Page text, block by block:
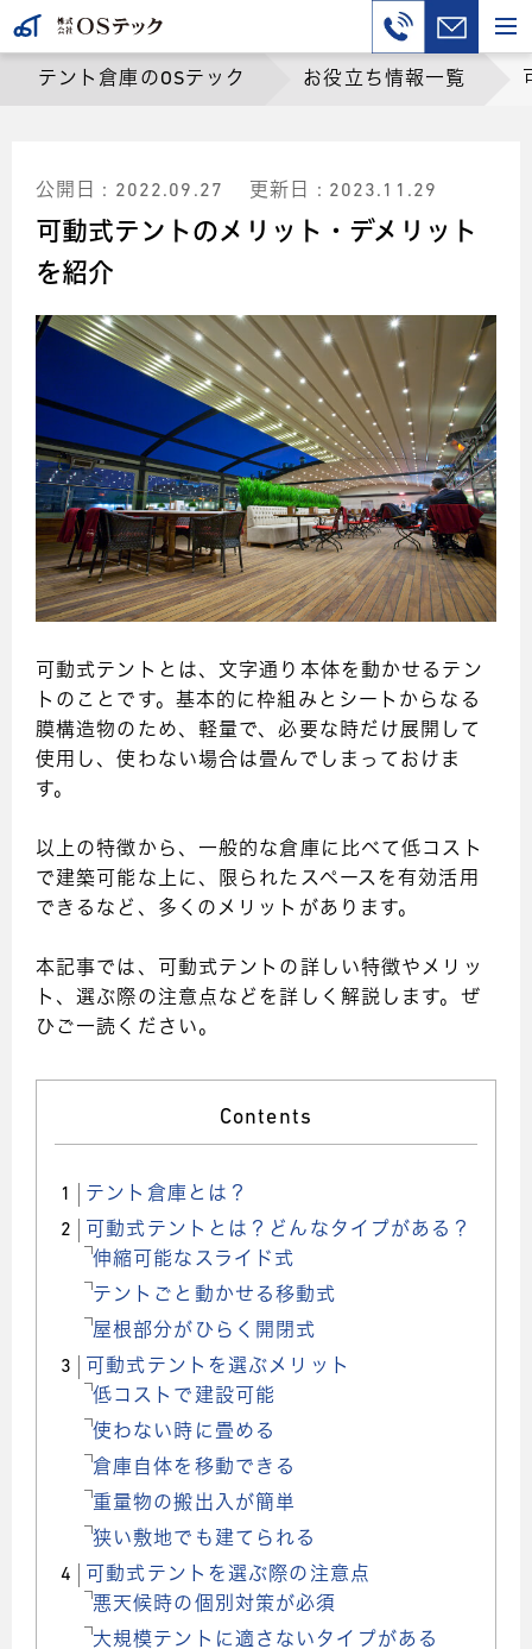
テント倉庫のOSテック お役立ち情報一覧
公開日 : 2022.09.27 更新日 : 2023.11.29
可動式テントのメリット・デメリット
を紹介
可動式テントとは、文字通り本体を動かせるテン
トのことです。基本的に枠組みとシートからなる
膜構造物のため、軽量で、必要な時だけ展開して
使用し、使わない場合は畳んでしまっておけま
す。
以上の特徴から、一般的な倉庫に比べて低コスト
で建築可能な上に、限られたスペースを有効活用
できるなど、多くのメリットがあります。
本記事では、可動式テントの詳しい特徴やメリッ
ト、選ぶ際の注意点などを詳しく解説します。ぜ
ひご一読ください。
Contents
1
テント倉庫とは？
2
可動式テントとは？どんなタイプがある？
伸縮可能なスライド式
テントごと動かせる移動式
屋根部分がひらく開閉式
3
可動式テントを選ぶメリット
低コストで建設可能
使わない時に畳める
倉庫自体を移動できる
重量物の搬出入が簡単
狭い敷地でも建てられる
4
可動式テントを選ぶ際の注意点
悪天候時の個別対策が必須
大規模テントに適さないタイプがある